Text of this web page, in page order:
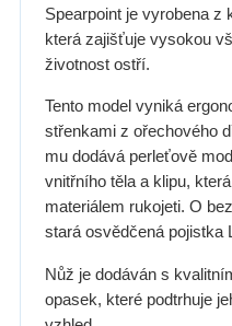
Spearpoint je vyrobena z
která zajišťuje vysokou
životnost ostří.
Tento model vyniká
střenkami z ořechového
mu dodává perleťově
vnitřního těla a klipu,
materiálem rukojeti. O
stará osvědčená pojistka
Nůž je dodáván s
opasek, které podtrhuje